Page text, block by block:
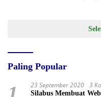
Paling Popular
23 September 2020 3
Silabus Membuat